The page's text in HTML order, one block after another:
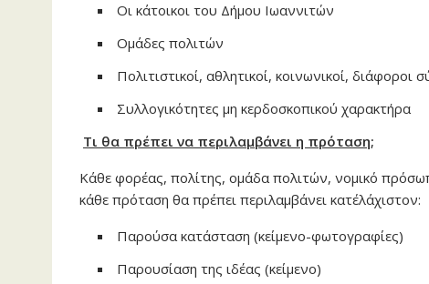
Οι κάτοικοι του Δήμου Ιωαννιτών
Ομάδες πολιτών
Πολιτιστικοί, αθλητικοί, κοινωνικοί, διάφοροι
Συλλογικότητες μη κερδοσκοπικού χαρακτήρα
Τι θα πρέπει να περιλαμβάνει η πρόταση;
Κάθε φορέας, πολίτης, ομάδα πολιτών, νομικό
κάθε πρόταση θα πρέπει περιλαμβάνει κατ΄ελάχιστον:
Παρούσα κατάσταση (κείμενο-φωτογραφίες)
Παρουσίαση της ιδέας (κείμενο)